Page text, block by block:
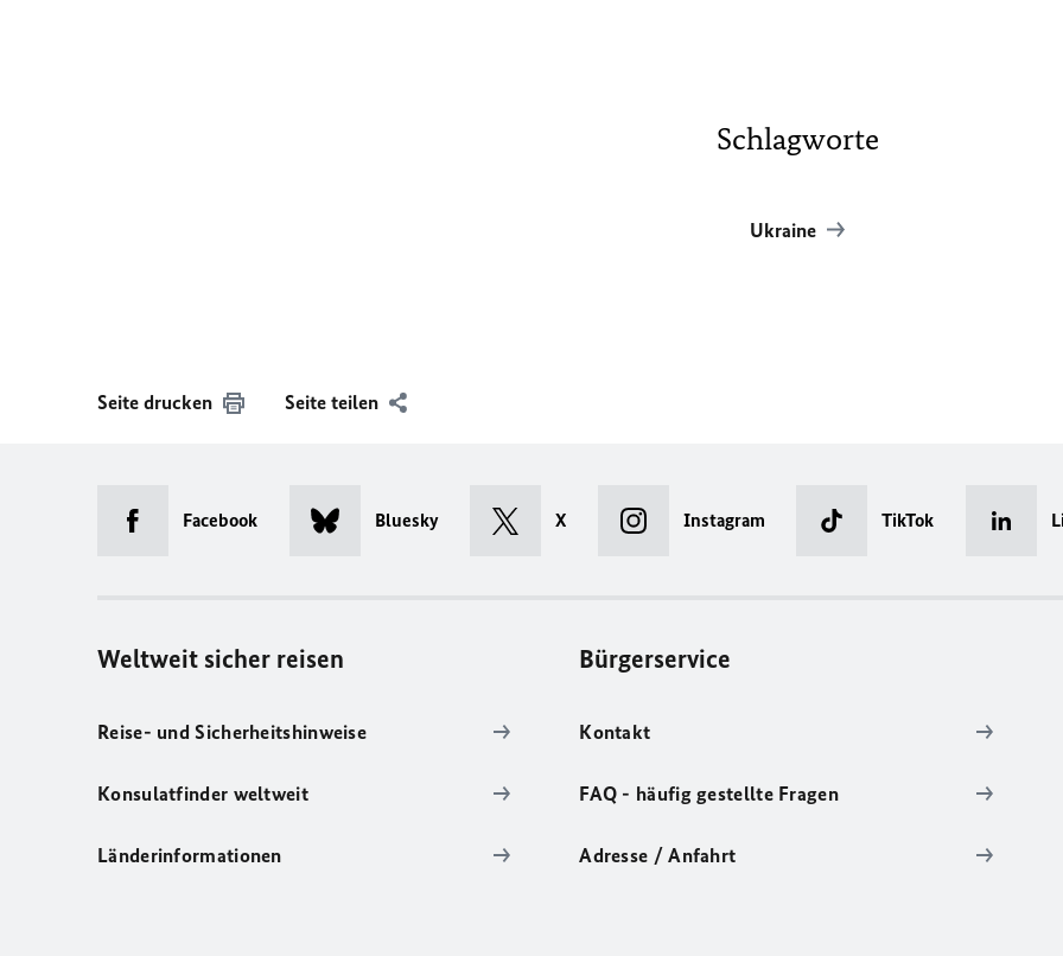
Schlagworte
Ukraine
Seite drucken Seite teilen
Facebook Bluesky X Instagram TikTok
Weltweit sicher reisen
Reise- und Sicherheitshinweise
Konsulatfinder weltweit
Länderinformationen
Bürgerservice
Kontakt
FAQ - häufig gestellte Fragen
Adresse / Anfahrt